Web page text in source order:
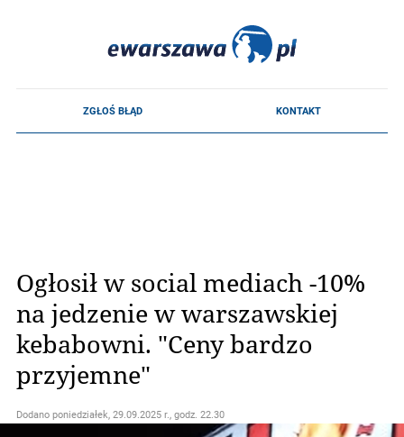
Ogłosił w social mediach -10%
na jedzenie w warszawskiej
kebabowni. "Ceny bardzo
przyjemne"
Dodano poniedziałek, 29.09.2025 r., godz. 22.30